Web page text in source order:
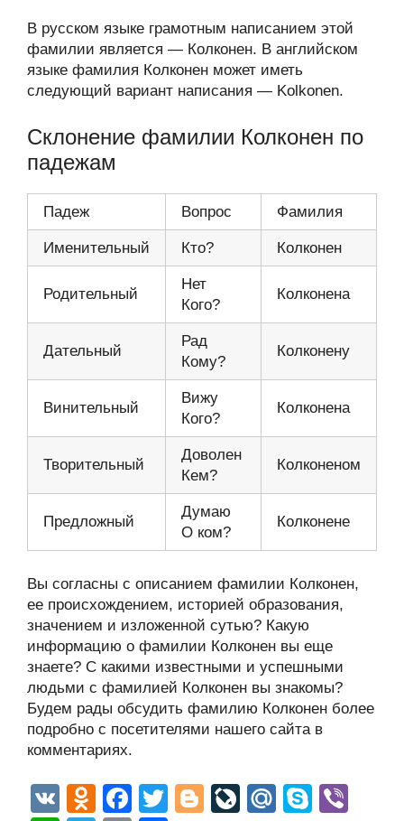
В русском языке грамотным написанием этой
фамилии является — Колконен. В английском
языке фамилия Колконен может иметь
следующий вариант написания — Kolkonen.
Склонение фамилии Колконен по
падежам
Падеж Вопрос Фамилия
Именительный Кто? Колконен
Родительный
Нет
Кого?
Колконена
Дательный
Рад
Кому?
Колконену
Винительный
Вижу
Кого?
Колконена
Творительный
Доволен
Кем?
Колконеном
Предложный
Думаю
О ком?
Колконене
Вы согласны с описанием фамилии Колконен,
ее происхождением, историей образования,
значением и изложенной сутью? Какую
информацию о фамилии Колконен вы еще
знаете? С какими известными и успешными
людьми с фамилией Колконен вы знакомы?
Будем рады обсудить фамилию Колконен более
подробно с посетителями нашего сайта в
комментариях.
V
O
F
T
Bl Li
M S